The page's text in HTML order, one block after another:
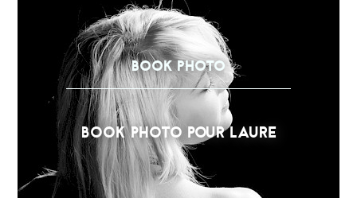
BOOK PHOTO
BOOK PHOTO POUR LAURE